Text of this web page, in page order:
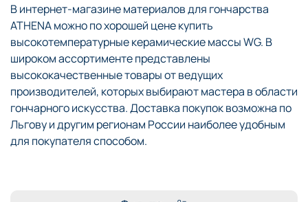
В интернет-магазине материалов для гончарства
ATHENA можно по хорошей цене купить
высокотемпературные керамические массы WG. В
широком ассортименте представлены
высококачественные товары от ведущих
производителей, которых выбирают мастера в области
гончарного искусства. Доставка покупок возможна по
Льгову и другим регионам России наиболее удобным
для покупателя способом.